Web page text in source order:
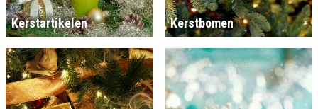
Kerstartikelen Kerstbomen